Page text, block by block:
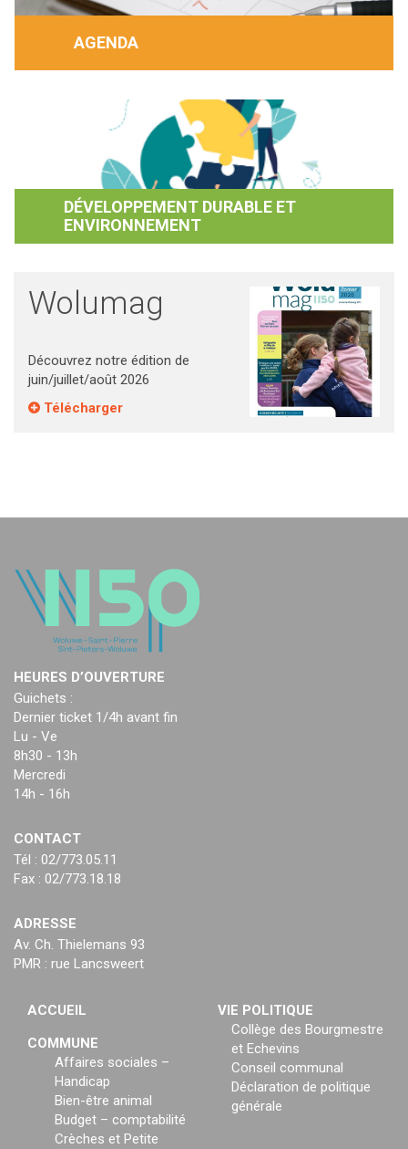
AGENDA
DÉVELOPPEMENT DURABLE ET
ENVIRONNEMENT
Wolumag
Découvrez notre édition de
juin/juillet/août 2026
Télécharger
HEURES D’OUVERTURE
Guichets :
Dernier ticket 1/4h avant fin
Lu - Ve
8h30 - 13h
Mercredi
14h - 16h
CONTACT
Tél : 02/773.05.11
Fax : 02/773.18.18
ADRESSE
Av. Ch. Thielemans 93
PMR : rue Lancsweert
ACCUEIL
COMMUNE
Affaires sociales –
Handicap
Bien-être animal
Budget – comptabilité
Crèches et Petite
VIE POLITIQUE
Collège des Bourgmestre
et Echevins
Conseil communal
Déclaration de politique
générale